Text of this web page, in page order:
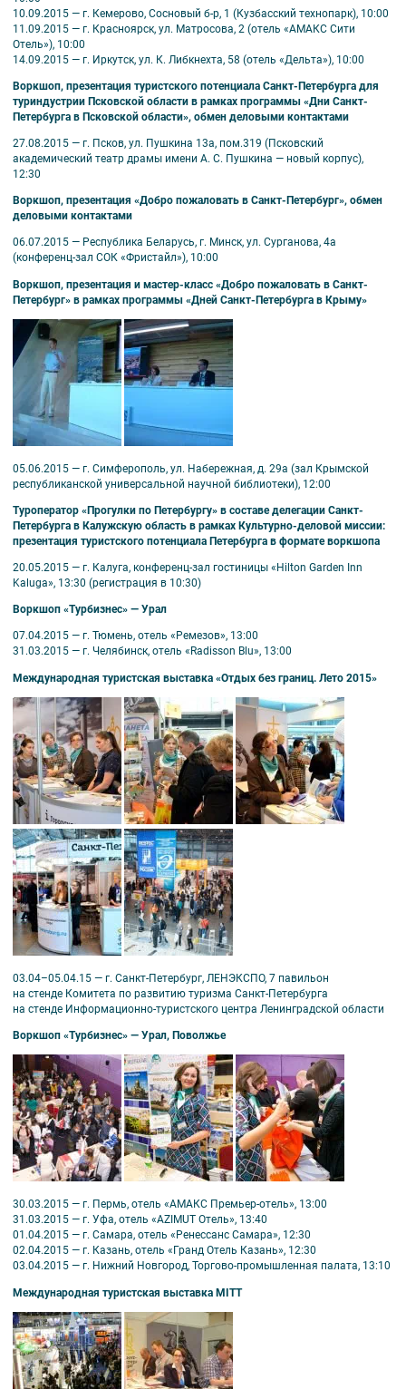
10.09.2015 — г. Кемерово, Сосновый б-р, 1 (Кузбасский технопарк), 10:00
11.09.2015 — г. Красноярск, ул. Матросова, 2 (отель «АМАКС Сити
Отель»), 10:00
14.09.2015 — г. Иркутск, ул. К. Либкнехта, 58 (отель «Дельта»), 10:00
Воркшоп, презентация туристского потенциала Санкт-Петербурга для
туриндустрии Псковской области в рамках программы «Дни Санкт-
Петербурга в Псковской области», обмен деловыми контактами
27.08.2015 — г. Псков, ул. Пушкина 13а, пом.319 (Псковский
академический театр драмы имени А. С. Пушкина — новый корпус),
12:30
Воркшоп, презентация «Добро пожаловать в Санкт-Петербург», обмен
деловыми контактами
06.07.2015 — Республика Беларусь, г. Минск, ул. Сурганова, 4а
(конференц-зал СОК «Фристайл»), 10:00
Воркшоп, презентация и мастер-класс «Добро пожаловать в Санкт-
Петербург» в рамках программы «Дней Санкт-Петербурга в Крыму»
05.06.2015 — г. Симферополь, ул. Набережная, д. 29а (зал Крымской
республиканской универсальной научной библиотеки), 12:00
Туроператор «Прогулки по Петербургу» в составе делегации Санкт-
Петербурга в Калужскую область в рамках Культурно-деловой миссии:
презентация туристского потенциала Петербурга в формате воркшопа
20.05.2015 — г. Калуга, конференц-зал гостиницы «Hilton Garden Inn
Kaluga», 13:30 (регистрация в 10:30)
Воркшоп «Турбизнес» — Урал
07.04.2015 — г. Тюмень, отель «Ремезов», 13:00
31.03.2015 — г. Челябинск, отель «Radisson Blu», 13:00
Международная туристская выставка «Отдых без границ. Лето 2015»
03.04–05.04.15 — г. Санкт-Петербург, ЛЕНЭКСПО, 7 павильон
на стенде Комитета по развитию туризма Санкт-Петербурга
на стенде Информационно-туристского центра Ленинградской области
Воркшоп «Турбизнес» — Урал, Поволжье
30.03.2015 — г. Пермь, отель «АМАКС Премьер-отель», 13:00
31.03.2015 — г. Уфа, отель «AZIMUT Отель», 13:40
01.04.2015 — г. Самара, отель «Ренессанс Самара», 12:30
02.04.2015 — г. Казань, отель «Гранд Отель Казань», 12:30
03.04.2015 — г. Нижний Новгород, Торгово-промышленная палата, 13:10
Международная туристская выставка MITT